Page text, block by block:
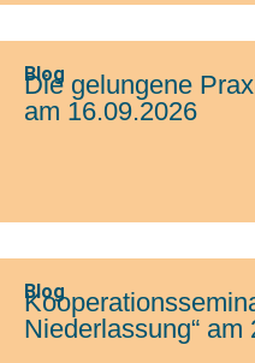
Blog
Die gelungene
am 16.09.2026
Blog
Niederlassung“ am